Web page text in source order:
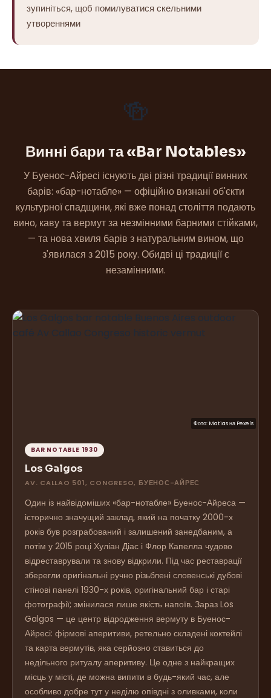
зупиніться, щоб помилуватися скельними
утвореннями
🍻
Винні бари та «Bar Notables»
У Буенос-Айресі існують дві різні традиції винних
барів: «бар-нотабле» — офіційно визнані об'єкти
культурної спадщини, які вже понад століття подають
вино, каву та вермут за незмінними барними стійками,
— та нова хвиля барів з натуральним вином, що
з'явилася з 2015 року. Обидві ці традиції є
незамінними.
Фото: Matiasна Pexels
BAR NOTABLE 1930
Los Galgos
AV. CALLAO 501, CONGRESO, БУЕНОС-АЙРЕС
Один із найвідоміших «бар-нотабле» Буенос-Айреса —
історично значущий заклад, який на початку 2000-х
років був розграбований і залишений занедбаним, а
потім у 2015 році Хуліан Діас і Флор Капелла чудово
відреставрували та знову відкрили. Під час реставрації
зберегли оригінальні ручно різьблені словенські дубові
стінові панелі 1930-х років, оригінальний бар і старі
фотографії; змінилася лише якість напоїв. Зараз Los
Galgos — це центр відродження вермуту в Буенос-
Айресі: фірмові аперитиви, ретельно складені коктейлі
та карта вермутів, яка серйозно ставиться до
недільного ритуалу аперитиву. Це одне з найкращих
місць у місті, де можна випити в будь-який час, але
особливо добре тут у неділю опівдні з оливками, коли